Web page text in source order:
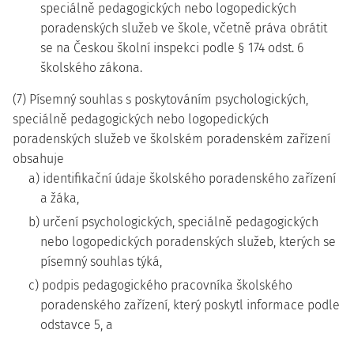
speciálně pedagogických nebo logopedických
poradenských služeb ve škole, včetně práva obrátit
se na Českou školní inspekci podle § 174 odst. 6
školského zákona.
(7) Písemný souhlas s poskytováním psychologických,
speciálně pedagogických nebo logopedických
poradenských služeb ve školském poradenském zařízení
obsahuje
a) identifikační údaje školského poradenského zařízení
a žáka,
b) určení psychologických, speciálně pedagogických
nebo logopedických poradenských služeb, kterých se
písemný souhlas týká,
c) podpis pedagogického pracovníka školského
poradenského zařízení, který poskytl informace podle
odstavce 5, a